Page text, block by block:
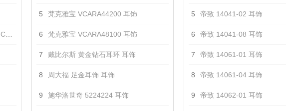
5 梵克雅宝 VCARA44200 耳饰
6 梵克雅宝 VCARA48100 耳饰
7 戴比尔斯 黄金钻石耳环 耳饰
8 周大福 足金耳饰 耳饰
9 施华洛世奇 5224224 耳饰
5 帝致 14041-02 耳饰
6 帝致 14041-08 耳饰
7 帝致 14061-01 耳饰
8 帝致 14061-04 耳饰
9 帝致 14062-01 耳饰